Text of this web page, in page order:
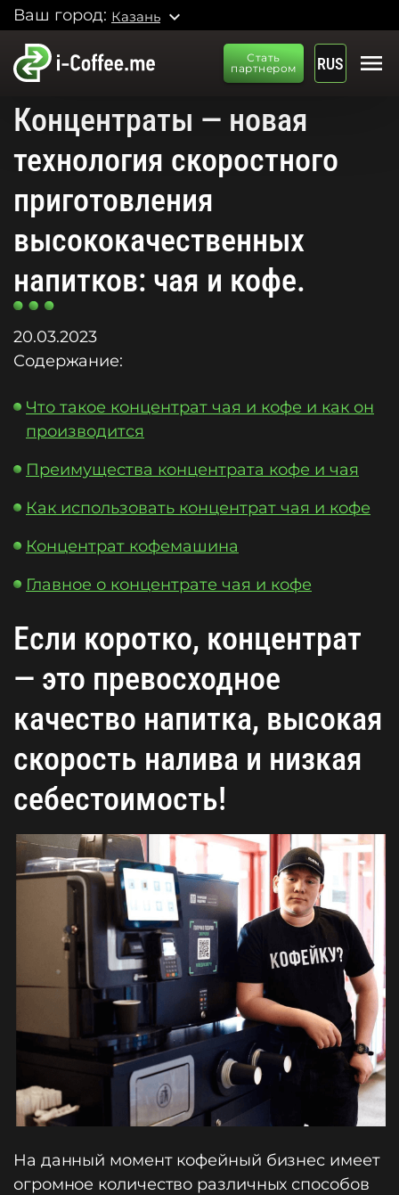
Ваш город: Казань expand_more
Стать
партнером
RUS menu
Концентраты — новая
технология скоростного
приготовления
высококачественных
напитков: чая и кофе.
20.03.2023
Содержание:
Что такое концентрат чая и кофе и как он
производится
Преимущества концентрата кофе и чая
Как использовать концентрат чая и кофе
Концентрат кофемашина
Главное о концентрате чая и кофе
Если коротко, концентрат
— это превосходное
качество напитка, высокая
скорость налива и низкая
себестоимость!
На данный момент кофейный бизнес имеет
огромное количество различных способов